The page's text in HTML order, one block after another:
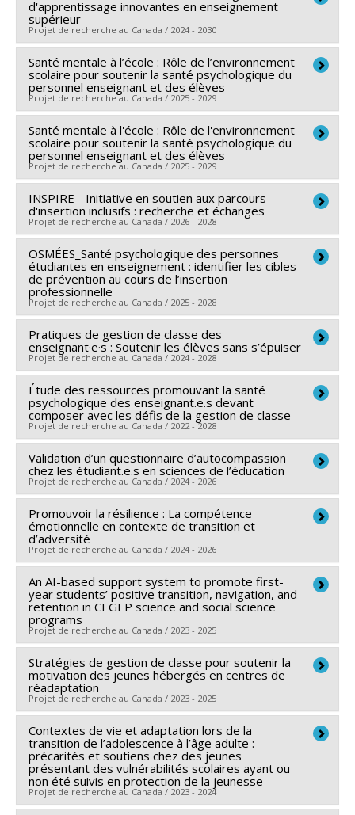
Mélissa Goulet, Caroline Fitzpatrick,Gabrielle Garon-
Carrier
Sources de financement :CRSH/Conseil de recherches
en sciences humaines du Canada
Programmes de subvention : PVXXXXXX-(SE)
Programme Soutien aux équipes de recherche - Stade
de développement : Renouvellement
Co-chercheurs : Éric Lacourse, Isabelle Archambault
Katherine Frohlich,Nancy Beauregard
Elizabeth Olivier ,Kristel Tardif-Grenier Éric Dion
Anne-Sophie Denault,David Litalien,Julie Marcotte
Sources de financement :CRSH/Conseil de recherches
en sciences humaines du Canada
Programmes de subvention : PVXXXXXX-Subvention
Savoir
d'apprentissage innovantes en enseignement
supérieur
Projet de recherche au Canada / 2024 - 2030
Sources de financement :CRSH/Conseil de recherches
en sciences humaines du Canada
Programmes de subvention :PV128152-Subvention
de partenariat
Santé mentale à l’école : Rôle de l’environnement
scolaire pour soutenir la santé psychologique du
personnel enseignant et des élèves
Projet de recherche au Canada / 2025 - 2029
Chercheur principal : Elizabeth Olivier
Sources de financement :FRQS/Fonds de recherche
du Québec - Santé (FRSQ)
Programmes de subvention :
chercheur-boursier : Junior 1
Santé mentale à l'école : Rôle de l'environnement
scolaire pour soutenir la santé psychologique du
personnel enseignant et des élèves
Projet de recherche au Canada / 2025 - 2029
Sources de financement :FRQS/Fonds de recherche
du Québec - Santé (FRSQ)
Programmes de subvention :PVXXXXXX-
Établissement de jeunes chercheurs Juniors 1
INSPIRE - Initiative en soutien aux parcours
d'insertion inclusifs : recherche et échanges
Projet de recherche au Canada / 2026 - 2028
Chercheur principal : Véronique Dupéré
Co-chercheurs : Pierre Noreau,Isabelle Archambault
Katherine Frohlich
Mercille,Pierre Canisius Kamanzi,Tonino Esposito,
Sarah Fraser,Sophie Tremblay-Hébert
Olivier,Jean Nikiema,Rosanne Blanchet , Laëtitia
Renée,Kristel Tardif-Grenier,Fabian Lange,Simon
Larose,Marie-Hélène Véronneau-McArdle,
Catherine
Ratelle,François Poulin,Isabelle Plante, Anne-Sophie
Denault ,David Litalien, Julie Lane,
Sonia Hélie,Sylvain Martet, Alexa Martin-Storey
Julien Bureau,Dale Stack,Julie Marcotte,Xavier St-
Denis,Jaunathan Bilodeau,Audrey Dupont,William
Gilbert,Charles Fleury, Francis Jason Elgar
Serbin,Erin Barker,Annie Dubeau,Lorna Tumbull
Sources de financement :CRSH/Conseil de recherches
Programmes de subvention :PV128152-Subvention
de partenariat
OSMÉES_Santé psychologique des personnes
étudiantes en enseignement : identifier les cibles
de prévention au cours de l’insertion
professionnelle
Projet de recherche au Canada / 2025 - 2028
Chercheur principal : Julie Lane
Co-chercheurs : Elizabeth Olivier
Sources de financement :FRQS/Fonds de recherche
du Québec - Santé (FRSQ)
Programmes de subvention :PVXXXXXX-Recherches
en santé mentale
Pratiques de gestion de classe des
enseignant·e·s : Soutenir les élèves sans s’épuiser
Projet de recherche au Canada / 2024 - 2028
Chercheur principal : Elizabeth Olivier
Sources de financement :FRQSC/Fonds de recherche
du Québec - Société et culture (FQRSC)
Programmes de subvention :
PV113813-(NP) Soutien
à la recherche pour la relève professorale
Étude des ressources promouvant la santé
psychologique des enseignant.e.s devant
composer avec les défis de la gestion de classe
Projet de recherche au Canada / 2022 - 2028
Chercheur principal : Elizabeth Olivier
Co-chercheurs : Isabelle Archambault ,Isabelle Plante
Claude Fernet,Stéphanie Austin
Sources de financement : FRQSC/Fonds de recherche
du Québec - Société et culture (FQRSC)
Programmes de subvention :
concertées - générique
Validation d’un questionnaire d’autocompassion
chez les étudiant.e.s en sciences de l’éducation
Projet de recherche au Canada / 2024 - 2026
Chercheur principal : Elizabeth Olivier
Sources de financement :CRSH/Conseil de recherches
en sciences humaines du Canada
Programmes de subvention :
PVX20020-Subvention
institutionnelle du CRSH - Subventions d'exploration
Promouvoir la résilience : La compétence
émotionnelle en contexte de transition et
d’adversité
Projet de recherche au Canada / 2024 - 2026
Chercheur principal : Dale Stack
Co-chercheurs : Elizabeth Olivier
Sources de financement :
du Québec - Société et culture (FQRSC)
Programmes de subvention :PVXXXXXX-(SE)
Programme Soutien aux équipes de recherche - Stade
de développement : Renouvellement
An AI-based support system to promote first-
year students’ positive transition, navigation, and
retention in CEGEP science and social science
programs
Projet de recherche au Canada / 2023 - 2025
Chercheur principal : Neerusha Baurhoo Gokool
Co-chercheurs : Elizabeth Olivier,Elena Naidenova
Karl Laroche
Sources de financement :
PIA/Pôle montréalais
d'enseignement supérieur en intelligence artificielle
Programmes de subvention :
Stratégies de gestion de classe pour soutenir la
motivation des jeunes hébergés en centres de
réadaptation
Projet de recherche au Canada / 2023 - 2025
Chercheur principal : Elizabeth Olivier
Contextes de vie et adaptation lors de la
transition de l’adolescence à l’âge adulte :
précarités et soutiens chez des jeunes
présentant des vulnérabilités scolaires ayant ou
non été suivis en protection de la jeunesse
Projet de recherche au Canada / 2023 - 2024